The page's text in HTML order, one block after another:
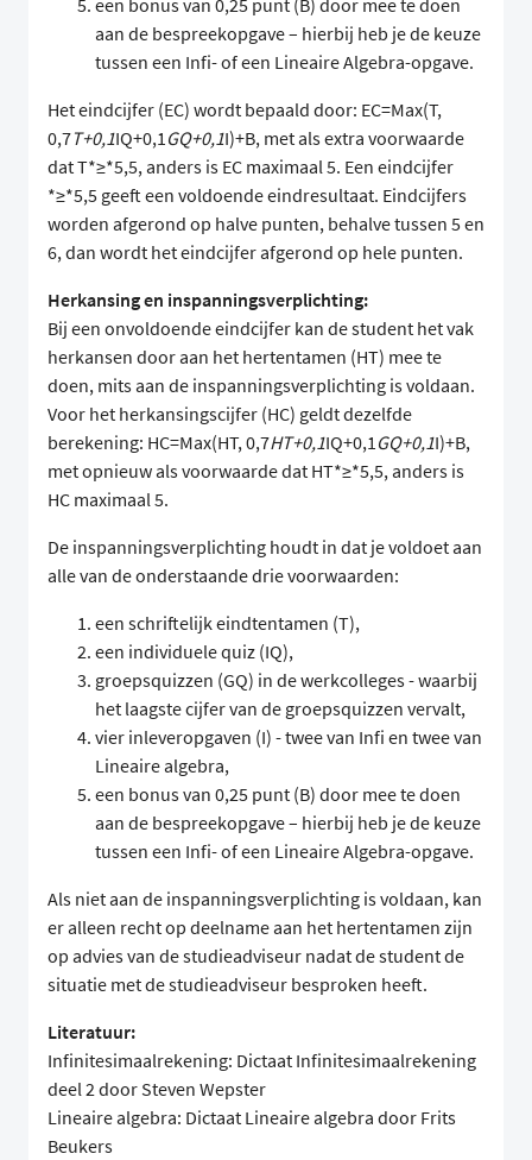
een bonus van 0,25 punt (B) door mee te doen
aan de bespreekopgave – hierbij heb je de keuze
tussen een Infi- of een Lineaire Algebra-opgave.
Het eindcijfer (EC) wordt bepaald door: EC=Max(T,
0,7T+0,1IQ+0,1GQ+0,1I)+B, met als extra voorwaarde
dat T*≥*5,5, anders is EC maximaal 5. Een eindcijfer
*≥*5,5 geeft een voldoende eindresultaat. Eindcijfers
worden afgerond op halve punten, behalve tussen 5 en
6, dan wordt het eindcijfer afgerond op hele punten.
Herkansing en inspanningsverplichting:
Bij een onvoldoende eindcijfer kan de student het vak
herkansen door aan het hertentamen (HT) mee te
doen, mits aan de inspanningsverplichting is voldaan.
Voor het herkansingscijfer (HC) geldt dezelfde
berekening: HC=Max(HT, 0,7HT+0,1IQ+0,1GQ+0,1I)+B,
met opnieuw als voorwaarde dat HT*≥*5,5, anders is
HC maximaal 5.
De inspanningsverplichting houdt in dat je voldoet aan
alle van de onderstaande drie voorwaarden:
een schriftelijk eindtentamen (T),
een individuele quiz (IQ),
groepsquizzen (GQ) in de werkcolleges - waarbij
het laagste cijfer van de groepsquizzen vervalt,
vier inleveropgaven (I) - twee van Infi en twee van
Lineaire algebra,
een bonus van 0,25 punt (B) door mee te doen
aan de bespreekopgave – hierbij heb je de keuze
tussen een Infi- of een Lineaire Algebra-opgave.
Als niet aan de inspanningsverplichting is voldaan, kan
er alleen recht op deelname aan het hertentamen zijn
op advies van de studieadviseur nadat de student de
situatie met de studieadviseur besproken heeft.
Literatuur:
Infinitesimaalrekening: Dictaat Infinitesimaalrekening
deel 2 door Steven Wepster
Lineaire algebra: Dictaat Lineaire algebra door Frits
Beukers